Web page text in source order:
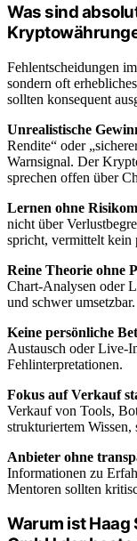
Was sind
Fehlentscheidungen
sondern oft
sollten konsequent
Unrealistische
Rendite“ oder
Warnsignal. Der
sprechen offen über
Lernen ohne
nicht über
spricht, vermittelt kein
Reine Theorie ohne
Chart-Analysen oder
und schwer umsetzbar.
Keine persönliche
Austausch oder Live-
Fehlinterpretationen.
Fokus auf Verkauf
Verkauf von Tools,
strukturiertem
Anbieter ohne
Informationen zu
Mentoren sollten
Warum ist